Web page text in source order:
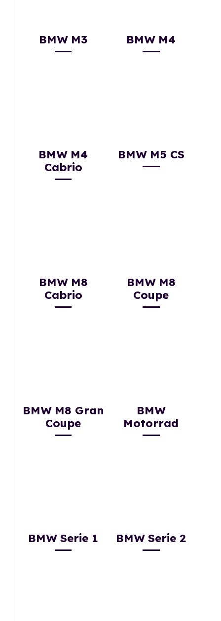
BMW M3 BMW M4
BMW M4
Cabrio
BMW M5 CS
BMW M8
Cabrio
BMW M8
Coupe
BMW M8 Gran
Coupe
BMW
Motorrad
BMW Serie 1 BMW Serie 2